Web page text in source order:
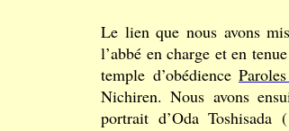
Le lien que nous avons
l’abbé en charge et en
temple d’obédience
Nichiren. Nous avons
portrait d’Oda